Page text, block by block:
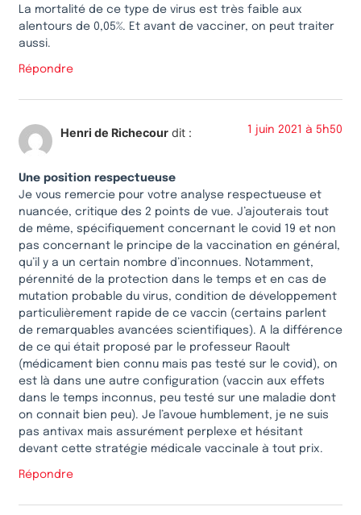
La mortalité de ce type de virus est très faible aux
alentours de 0,05%. Et avant de vacciner, on peut traiter
aussi.
Répondre
Henri de Richecour dit : 1 juin 2021 à 5h50
Une position respectueuse
Je vous remercie pour votre analyse respectueuse et
nuancée, critique des 2 points de vue. J’ajouterais tout
de même, spécifiquement concernant le covid 19 et non
pas concernant le principe de la vaccination en général,
qu’il y a un certain nombre d’inconnues. Notamment,
pérennité de la protection dans le temps et en cas de
mutation probable du virus, condition de développement
particulièrement rapide de ce vaccin (certains parlent
de remarquables avancées scientifiques). A la différence
de ce qui était proposé par le professeur Raoult
(médicament bien connu mais pas testé sur le covid), on
est là dans une autre configuration (vaccin aux effets
dans le temps inconnus, peu testé sur une maladie dont
on connait bien peu). Je l’avoue humblement, je ne suis
pas antivax mais assurément perplexe et hésitant
devant cette stratégie médicale vaccinale à tout prix.
Répondre